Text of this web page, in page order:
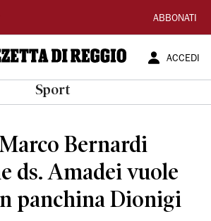
ABBONATI
ACCEDI
Sport
Bernardi
ds. Amadei vuole
panchina Dionigi